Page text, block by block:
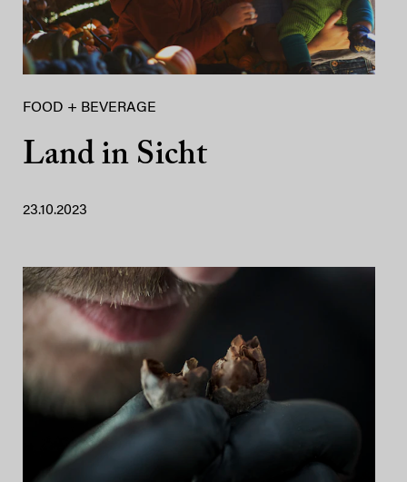
FOOD + BEVERAGE
Land in Sicht
23.10.2023